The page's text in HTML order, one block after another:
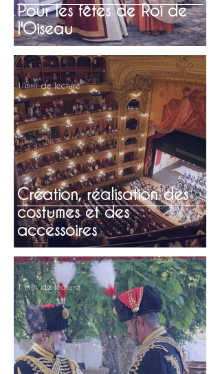
Pour les fêtes de Roi de
l'Oiseau
Création, réalisation des
costumes et des
accessoires
1 min de lecture
1 min de lecture